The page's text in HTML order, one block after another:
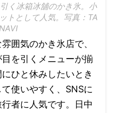
く冰箱冰舖のかき氷。小
トとして人気。写真：TA
囲気のかき氷店で、
を引くメニューが揃
ひと休みしたいとき
使いやすく、SNSに
者に人気です。日中